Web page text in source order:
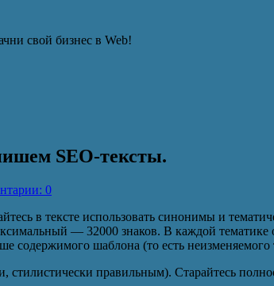
свой бизнес в Web!
SEO-тексты.
0
в тексте использовать синонимы и
— 32000 знаков. В каждой тематике
шаблона (то есть неизменяемого
правильным). Старайтесь